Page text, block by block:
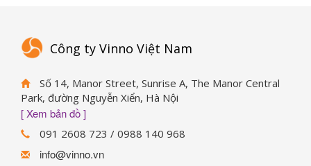
Công ty Vinno Việt Nam
Số 14, Manor Street, Sunrise A, The Manor Central
Park, đường Nguyễn Xiển, Hà Nội
[ Xem bản đồ ]
091 2608 723 / 0988 140 968
info@vinno.vn